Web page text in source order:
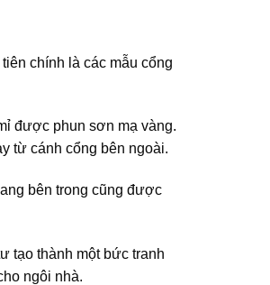
chính là các mẫu cổng
được phun sơn mạ vàng.
từ cánh cổng bên ngoài.
bên trong cũng được
tạo thành một bức tranh
ngôi nhà.